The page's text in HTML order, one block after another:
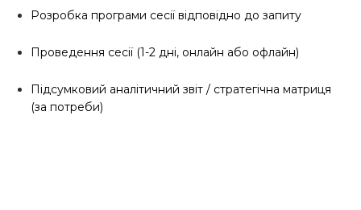
Розробка програми сесії відповідно до запиту
Проведення сесії (1-2 дні, онлайн або офлайн)
Підсумковий аналітичний звіт / стратегічна матриця
(за потреби)